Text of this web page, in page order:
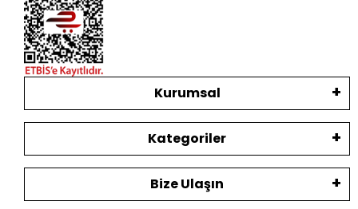
Kurumsal
Kategoriler
Bize Ulaşın